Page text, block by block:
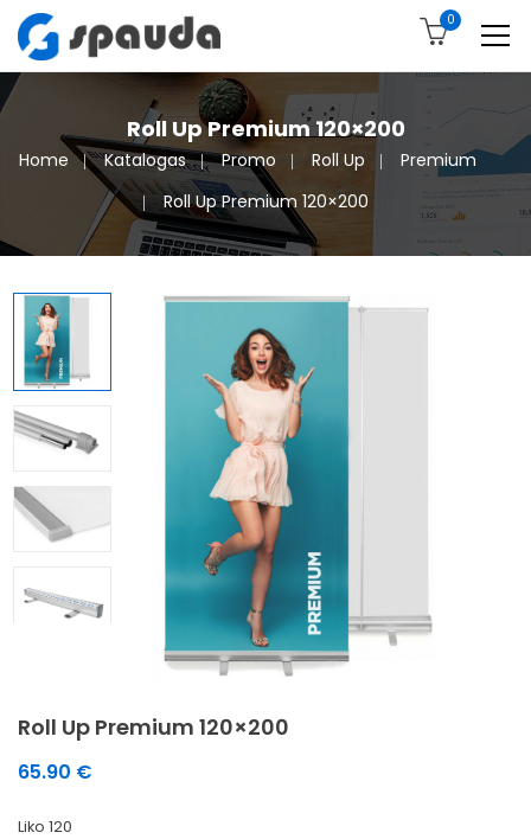
0
Roll Up Premium 120×200
Home Katalogas Promo Roll Up
Premium
Roll Up Premium 120×200
Roll Up Premium 120×200
65.90 €
Liko 120